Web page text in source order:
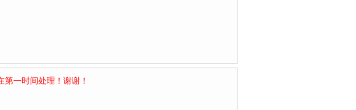
一时间处理！谢谢！